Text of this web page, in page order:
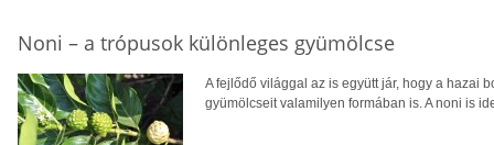
Noni – a trópusok különleges gyümölcse
A fejlődő világgal az is együtt jár, hogy a hazai
gyümölcseit valamilyen formában is. A noni is